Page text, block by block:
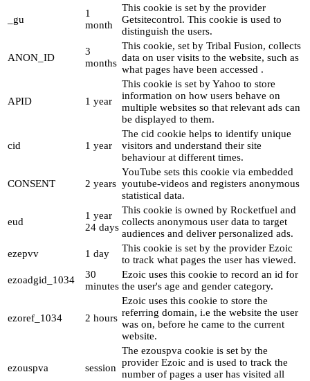
_gu
1
month
This cookie is set by the provider
Getsitecontrol. This cookie is used to
distinguish the users.
ANON_ID
3
months
This cookie, set by Tribal Fusion, collects
data on user visits to the website, such as
what pages have been accessed .
APID 1 year
This cookie is set by Yahoo to store
information on how users behave on
multiple websites so that relevant ads can
be displayed to them.
cid 1 year
The cid cookie helps to identify unique
visitors and understand their site
behaviour at different times.
CONSENT 2 years
YouTube sets this cookie via embedded
youtube-videos and registers anonymous
statistical data.
eud
1 year
24 days
This cookie is owned by Rocketfuel and
collects anonymous user data to target
audiences and deliver personalized ads.
ezepvv
1 day
This cookie is set by the provider Ezoic
to track what pages the user has viewed.
ezoadgid_1034
30
minutes
Ezoic uses this cookie to record an id for
the user's age and gender category.
ezoref_1034 2 hours
Ezoic uses this cookie to store the
referring domain, i.e the website the user
was on, before he came to the current
website.
ezouspva session
The ezouspva cookie is set by the
provider Ezoic and is used to track the
number of pages a user has visited all